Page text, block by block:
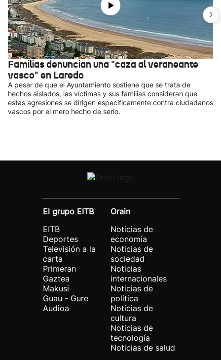
Familias denuncian una "caza al veraneante
vasco" en Laredo
A pesar de que el Ayuntamiento sostiene que se trata de
hechos aislados, las víctimas y sus familias consideran que
estas agresiones se dirigen específicamente contra ciudadanos
vascos por el mero hecho de serlo.
El grupo EITB
EITB
Deportes
Televisión a la
carta
Primeran
Gaztea
Makusi
Guau - Gure
Audioa
Orain
Noticias de
economía
Noticias de
sociedad
Noticias
internacionales
Noticias de
política
Noticias de
cultura
Noticias de
tecnología
Noticias de salud